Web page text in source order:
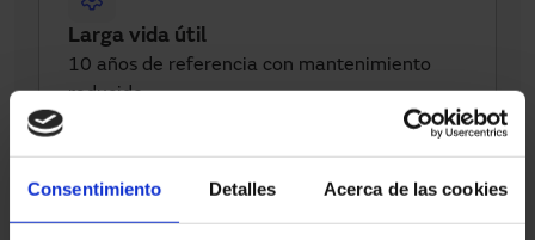
Consentimiento Detalles Acerca de las cookies
Larga vida útil
10 años de referencia con mantenimiento
reducido.
Fabricación local